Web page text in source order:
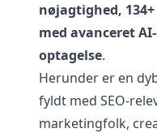
nøjagtighed,
med avanceret
optagelse.
Herunder er en
fyldt med SEO-
marketingfolk,